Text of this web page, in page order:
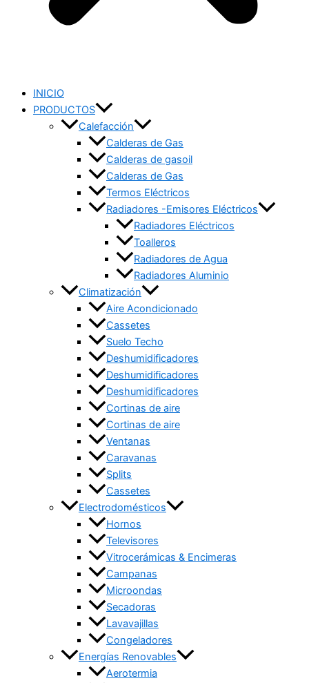
INICIO
PRODUCTOS
Calefacción
Calderas de Gas
Calderas de gasoil
Calderas de Gas
Termos Eléctricos
Radiadores -Emisores Eléctricos
Radiadores Eléctricos
Toalleros
Radiadores de Agua
Radiadores Aluminio
Climatización
Aire Acondicionado
Cassetes
Suelo Techo
Deshumidificadores
Deshumidificadores
Deshumidificadores
Cortinas de aire
Cortinas de aire
Ventanas
Caravanas
Splits
Cassetes
Electrodomésticos
Hornos
Televisores
Vitrocerámicas & Encimeras
Campanas
Microondas
Secadoras
Lavavajillas
Congeladores
Energías Renovables
Aerotermia